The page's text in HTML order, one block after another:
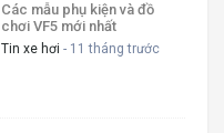
Các mẫu phụ kiện và đồ
chơi VF5 mới nhất
Tin xe hơi - 11 tháng trước